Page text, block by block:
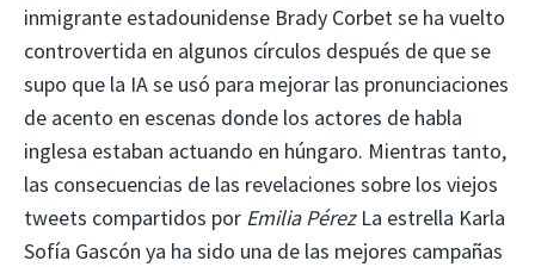
inmigrante estadounidense Brady Corbet se ha vuelto
controvertida en algunos círculos después de que se
supo que la IA se usó para mejorar las pronunciaciones
de acento en escenas donde los actores de habla
inglesa estaban actuando en húngaro. Mientras tanto,
las consecuencias de las revelaciones sobre los viejos
tweets compartidos por Emilia Pérez La estrella Karla
Sofía Gascón ya ha sido una de las mejores campañas